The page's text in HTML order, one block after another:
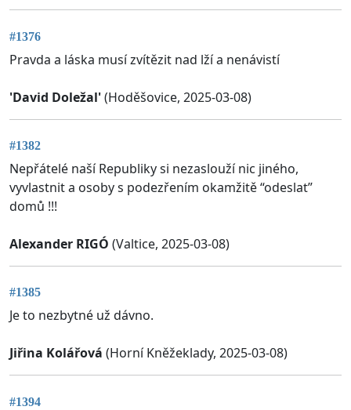
#1376
Pravda a láska musí zvítězit nad lží a nenávistí
'David Doležal'(Hoděšovice, 2025-03-08)
#1382
Nepřátelé naší Republiky si nezaslouží nic jiného,
vyvlastnit a osoby s podezřením okamžitě “odeslat”
domů !!!
Alexander RIGÓ (Valtice, 2025-03-08)
#1385
Je to nezbytné už dávno.
Jiřina Kolářová (Horní Kněžeklady, 2025-03-08)
#1394